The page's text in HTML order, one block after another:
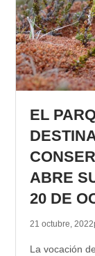
EL
ABRE
20 DE
21 octubre, 2022
La vocación